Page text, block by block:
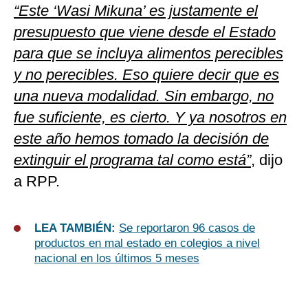
“Este ‘Wasi Mikuna’ es justamente el
presupuesto que viene desde el Estado
para que se incluya alimentos perecibles
y no perecibles. Eso quiere decir que es
una nueva modalidad. Sin embargo, no
fue suficiente, es cierto. Y ya nosotros en
este año hemos tomado la decisión de
extinguir el programa tal como está”, dijo
a RPP.
LEA TAMBIÉN: Se reportaron 96 casos de
productos en mal estado en colegios a nivel
nacional en los últimos 5 meses